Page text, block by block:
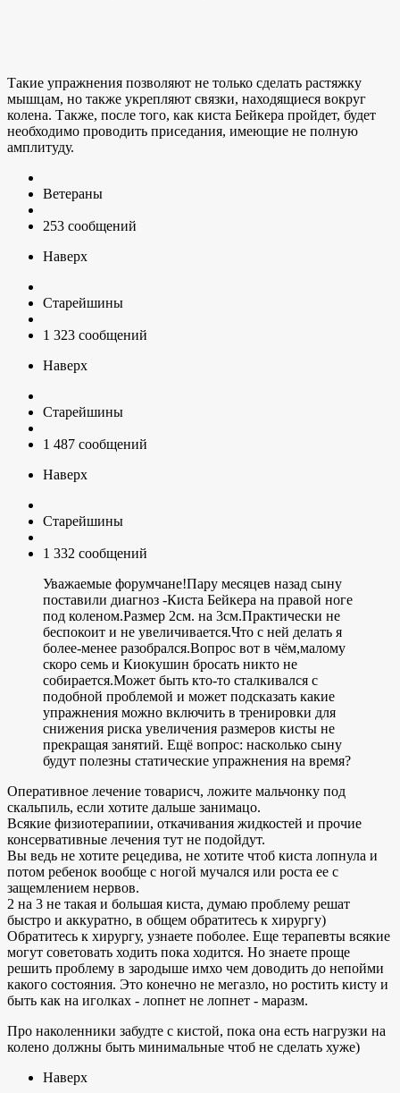
Такие упражнения позволяют не только сделать растяжку
мышцам, но также укрепляют связки, находящиеся вокруг
колена. Также, после того, как киста Бейкера пройдет, будет
необходимо проводить приседания, имеющие не полную
амплитуду.
Ветераны
253 сообщений
Наверх
Старейшины
1 323 сообщений
Наверх
Старейшины
1 487 сообщений
Наверх
Старейшины
1 332 сообщений
Уважаемые форумчане!Пару месяцев назад сыну
поставили диагноз -Киста Бейкера на правой ноге
под коленом.Размер 2см. на 3см.Практически не
беспокоит и не увеличивается.Что с ней делать я
более-менее разобрался.Вопрос вот в чём,малому
скоро семь и Киокушин бросать никто не
собирается.Может быть кто-то сталкивался с
подобной проблемой и может подсказать какие
упражнения можно включить в тренировки для
снижения риска увеличения размеров кисты не
прекращая занятий. Ещё вопрос: насколько сыну
будут полезны статические упражнения на время?
Оперативное лечение товарисч, ложите мальчонку под
скальпиль, если хотите дальше занимацо.
Всякие физиотерапиии, откачивания жидкостей и прочие
консервативные лечения тут не подойдут.
Вы ведь не хотите рецедива, не хотите чтоб киста лопнула и
потом ребенок вообще с ногой мучался или роста ее с
защемлением нервов.
2 на 3 не такая и большая киста, думаю проблему решат
быстро и аккуратно, в общем обратитесь к хирургу)
Обратитесь к хирургу, узнаете поболее. Еще терапевты всякие
могут советовать ходить пока ходится. Но знаете проще
решить проблему в зародыше имхо чем доводить до непойми
какого состояния. Это конечно не мегазло, но ростить кисту и
быть как на иголках - лопнет не лопнет - маразм.
Про наколенники забудте с кистой, пока она есть нагрузки на
колено должны быть минимальные чтоб не сделать хуже)
Наверх